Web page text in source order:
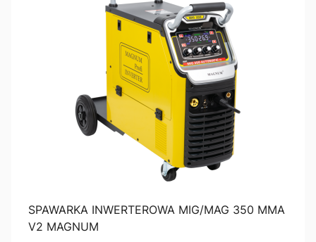
SPAWARKA INWERTEROWA MIG/MAG 350 MMA
V2 MAGNUM